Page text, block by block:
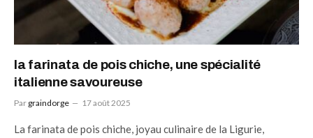
la farinata de pois chiche, une spécialité
italienne savoureuse
Par graindorge 17 août 2025
La farinata de pois chiche, joyau culinaire de la Ligurie,